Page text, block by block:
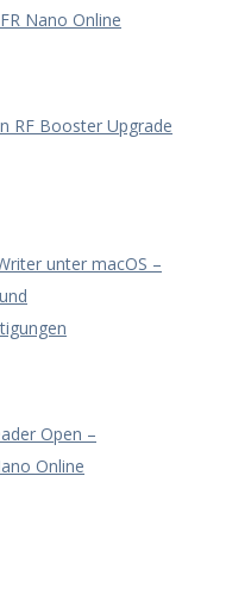
Nano Online
RF Booster Upgrade
unter macOS –
Open –
Online